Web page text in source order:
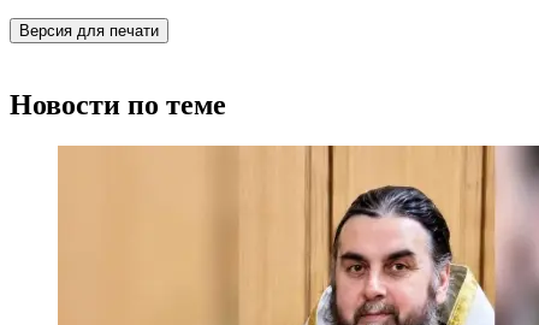
Версия для печати
Новости по теме